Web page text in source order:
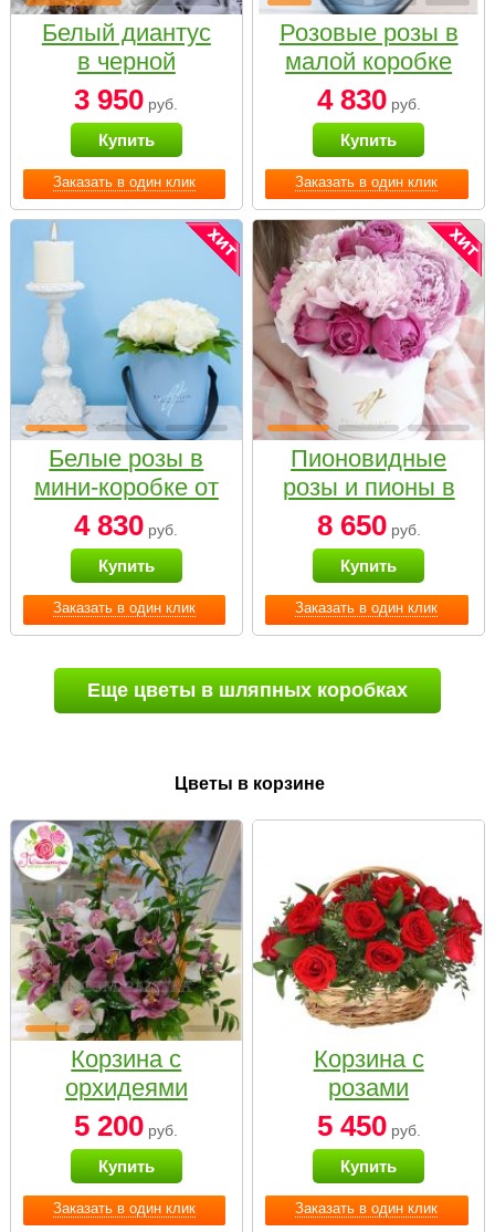
Заказать в один клик
Белый диантус
в черной
коробке Small
3 950 руб.
Купить
Заказать в один клик
Розовые розы в
малой коробке
4 830руб.
Купить
Заказать в один клик
Белые розы в
мини-коробке от
Bella Fiori
4 830 руб.
Купить
Заказать в один клик
Пионовидные
розы и пионы в
белой коробке
Small
8 650руб.
Купить
Еще цветы в шляпных коробках
Цветы в корзине
Заказать в один клик
Корзина с
орхидеями
малая
5 200 руб.
Купить
Заказать в один клик
Корзина с
розами
«Красный
Париж»
5 450руб.
Купить